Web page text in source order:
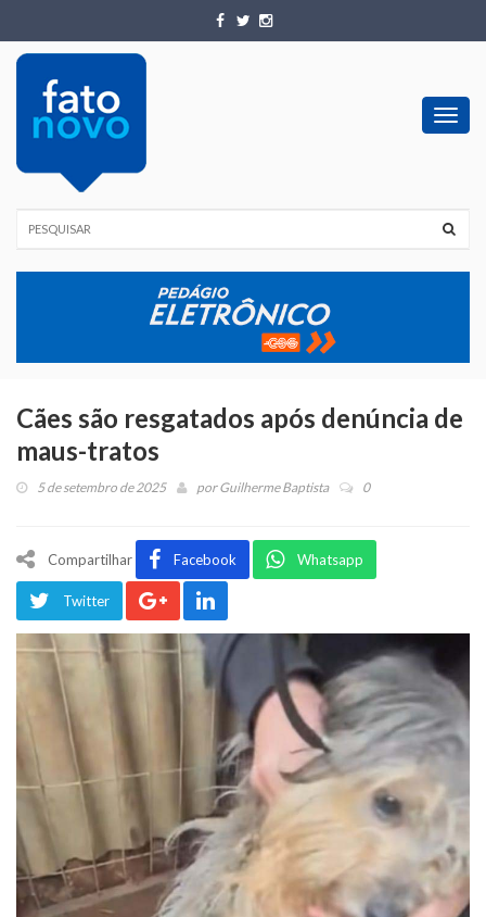
Cães são resgatados após denúncia de
maus-tratos
5 de setembro de 2025 porGuilherme Baptista 0
Compartilhar Facebook Whatsapp
Twitter